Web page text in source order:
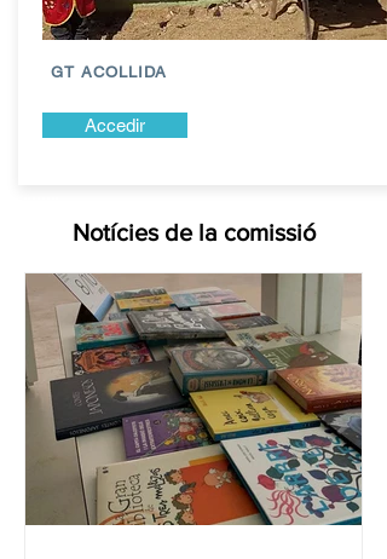
GT ACOLLIDA
Accedir
Notícies de la comissió